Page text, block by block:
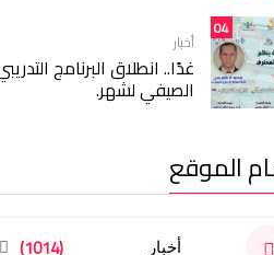
04
أخبار
غدًا.. انطلاق البرنامج
الصيفي لشهر.
الموقع
أخبار (1014)